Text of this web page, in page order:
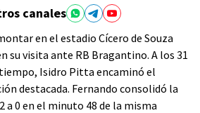
canales
en el estadio Cícero de Souza
su visita ante RB Bragantino. A los 31
Isidro Pitta encaminó el
destacada. Fernando consolidó la
a 0 en el minuto 48 de la misma